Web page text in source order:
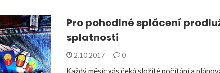
Pro pohodlné splácení
splatnosti
2.10.2017 0
Každý měsíc vás čeká složité počítání a